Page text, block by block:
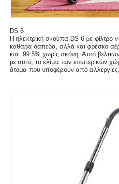
DS 6
Η ηλεκτρική σκούπα DS 6 με φίλτρο
καθαρά δάπεδα, αλλά και φρέσκο
και 99.5% χωρίς σκόνη. Αυτό
με αυτό, το κλίμα των εσωτερικών
άτομα που υποφέρουν από αλλεργίες.